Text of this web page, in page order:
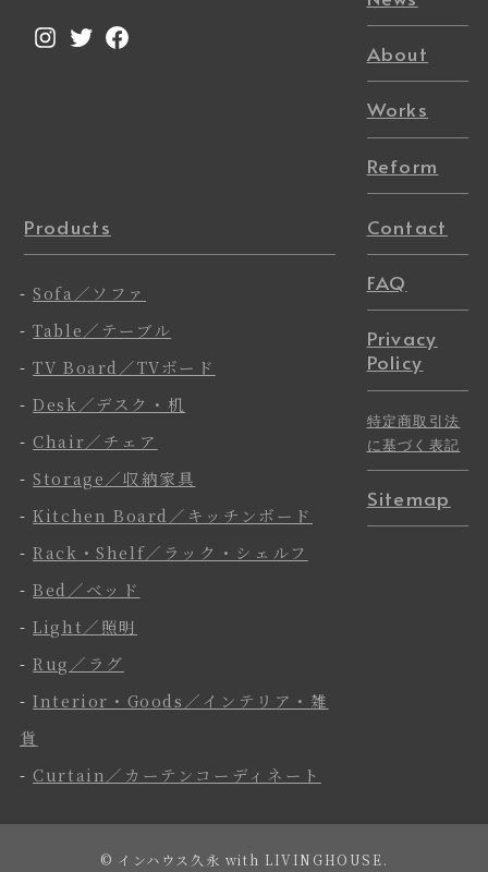
Instagram
TwitterFacebook
About
Works
Reform
Products
-Sofa／ソファ
-Table／テーブル
-TV Board／TVボード
-Desk／デスク・机
- Chair／チェア
-Storage／収納家具
-Kitchen Board／キッチンボード
-Rack・Shelf／ラック・シェルフ
-Bed／ベッド
-Light／照明
-Rug／ラグ
-Interior・Goods／インテリア・雑
貨
- Curtain／カーテンコーディネート
Contact
FAQ
Privacy
Policy
特定商取引法
に基づく表記
Sitemap
© インハウス久永 with LIVINGHOUSE.